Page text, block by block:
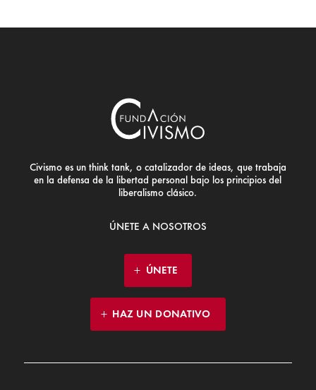
Civismo es un think tank, o catalizador de ideas, que trabaja
en la defensa de la libertad personal bajo los principios del
liberalismo clásico.
ÚNETE A NOSOTROS
ÚNETE
HAZ UN DONATIVO